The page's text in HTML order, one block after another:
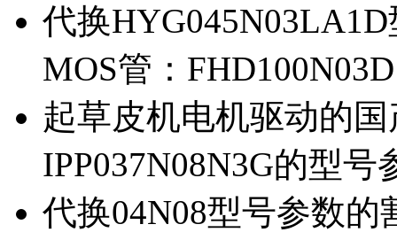
代换
MOS管：
起草皮机电机驱动的
IPP037N08N3G的型号
代换04N08型号参数